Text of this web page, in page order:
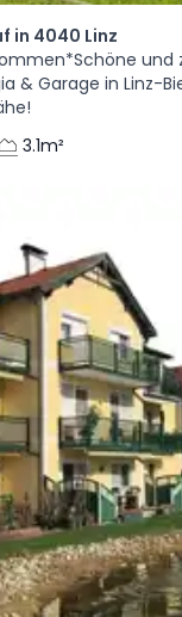
in 4040 Linz
und
& Garage in Linz-
3.1m²